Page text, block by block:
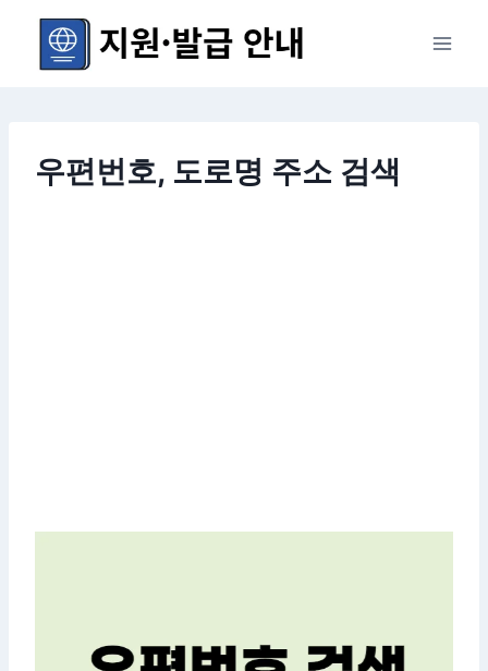
content
우편번호, 도로명 주소 검색